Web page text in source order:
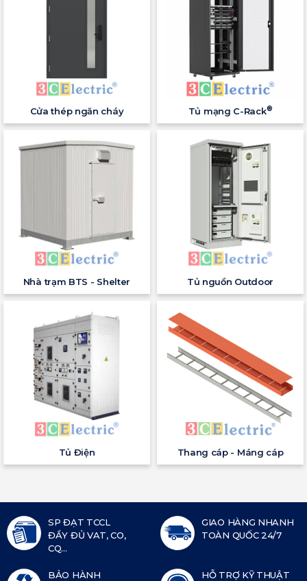
Cửa thép ngăn cháy Tủ mạng C-Rack®
Nhà trạm BTS - Shelter Tủ nguồn Outdoor
Tủ Điện Thang cáp - Máng cáp
SP ĐẠT TCCL
ĐẦY ĐỦ VAT, CO,
CQ...
GIAO HÀNG NHANH
TOÀN QUỐC 24/7
BẢO HÀNH
HỖ TRỢ KỸ THUẬT